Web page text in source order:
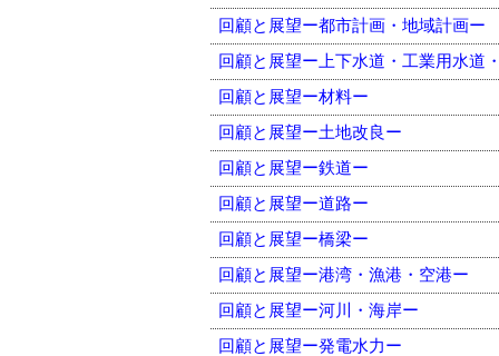
回顧と展望ー都市計画・地域計画ー
回顧と展望ー上下水道・工業用水道
回顧と展望ー材料ー
回顧と展望ー土地改良ー
回顧と展望ー鉄道ー
回顧と展望ー道路ー
回顧と展望ー橋梁ー
回顧と展望ー港湾・漁港・空港ー
回顧と展望ー河川・海岸ー
回顧と展望ー発電水力ー